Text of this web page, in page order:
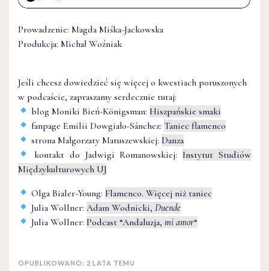
Prowadzenie: Magda Miśka-Jackowska
Produkcja: Michał Woźniak
Jeśli chcesz dowiedzieć się więcej o kwestiach poruszonych
w podcaście, zapraszamy serdecznie tutaj:
blog Moniki Bień-Königsman:Hiszpańskie smaki
fanpage Emilii Dowgiało-Sánchez: Taniec flamenco
strona Małgorzaty Matuszewskiej:Danza
kontakt do Jadwigi Romanowskiej: Instytut Studiów
Międzykulturowych UJ
Olga Bialer-Young:Flamenco. Więcej niż taniec
Julia Wollner:Adam Wodnicki,Duende
Julia Wollner:Podcast “Andaluzja,mi amor“
OPUBLIKOWANO: 2 LATA TEMU